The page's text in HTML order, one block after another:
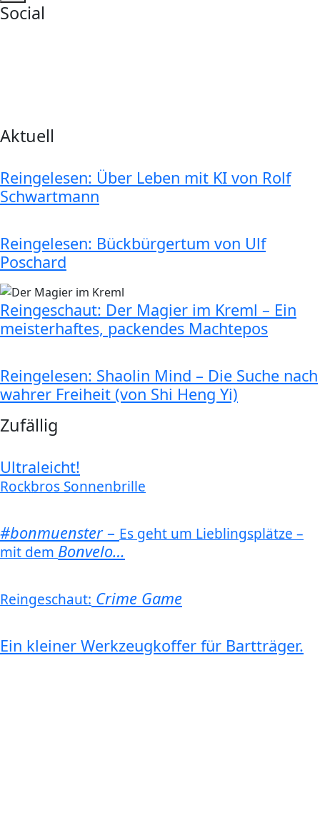
Social
Aktuell
Reingelesen: Über Leben mit KI von Rolf
Schwartmann
Reingelesen: Bückbürgertum von Ulf
Poschard
Reingeschaut: Der Magier im Kreml – Ein
meisterhaftes, packendes Machtepos
Reingelesen: Shaolin Mind – Die Suche nach
wahrer Freiheit (von Shi Heng Yi)
Zufällig
Ultraleicht!
Rockbros Sonnenbrille
#bonmuenster– Es geht um Lieblingsplätze –
mit dem Bonvelo…
Reingeschaut: Crime Game
Ein kleiner Werkzeugkoffer für Bartträger.